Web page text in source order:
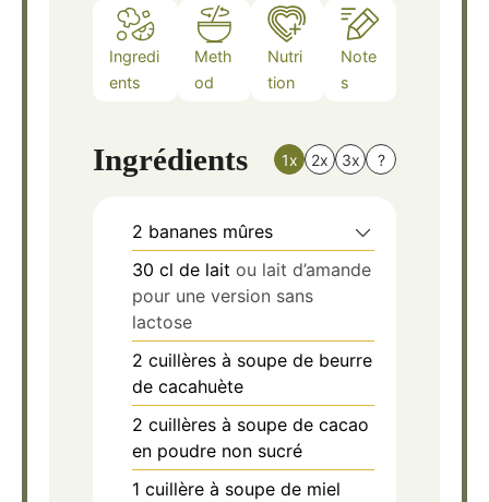
Ingredi
ents
Meth
od
Nutri
tion
Note
s
Ingrédients 1x 2x 3x ?
2 bananes mûres
30 cl de lait ou lait d’amande
pour une version sans
lactose
2 cuillères à soupe de beurre
de cacahuète
2 cuillères à soupe de cacao
en poudre non sucré
1 cuillère à soupe de miel